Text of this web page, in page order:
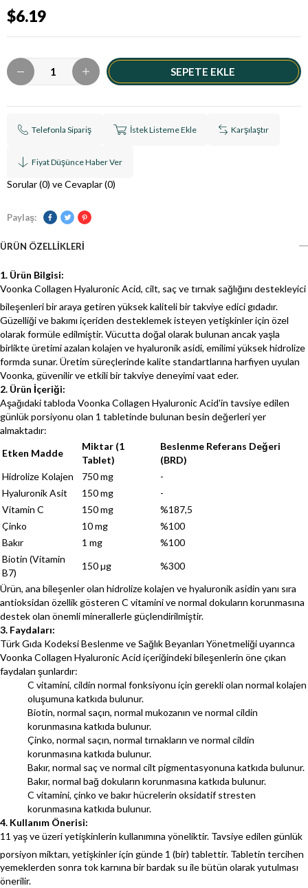
$6.19
Telefonla Sipariş İstek Listeme Ekle Karşılaştır
Fiyat Düşünce Haber Ver
Sorular (0) ve Cevaplar (0)
Paylaş:
ÜRÜN ÖZELLIKLERI
1. Ürün Bilgisi:
Voonka Collagen Hyaluronic Acid, cilt, saç ve tırnak sağlığını destekleyici
bileşenleri bir araya getiren yüksek kaliteli bir takviye edici gıdadır.
Güzelliği ve bakımı içeriden desteklemek isteyen yetişkinler için özel
olarak formüle edilmiştir. Vücutta doğal olarak bulunan ancak yaşla
birlikte üretimi azalan kolajen ve hyaluronik asidi, emilimi yüksek hidrolize
formda sunar. Üretim süreçlerinde kalite standartlarına harfiyen uyulan
Voonka, güvenilir ve etkili bir takviye deneyimi vaat eder.
2. Ürün İçeriği:
Aşağıdaki tabloda Voonka Collagen Hyaluronic Acid'in tavsiye edilen
günlük porsiyonu olan 1 tabletinde bulunan besin değerleri yer
almaktadır:
Etken Madde
Miktar (1
Tablet)
Beslenme Referans Değeri
(BRD)
Hidrolize Kolajen
750 mg
-
Hyaluronik Asit
150 mg
-
Vitamin C
150 mg
%187,5
Çinko
10 mg
%100
Bakır
1 mg
%100
Biotin (Vitamin
B7)
150 µg
%300
Ürün, ana bileşenler olan hidrolize kolajen ve hyaluronik asidin yanı sıra
antioksidan özellik gösteren C vitamini ve normal dokuların korunmasına
destek olan önemli minerallerle güçlendirilmiştir.
3. Faydaları:
Türk Gıda Kodeksi Beslenme ve Sağlık Beyanları Yönetmeliği uyarınca
Voonka Collagen Hyaluronic Acid içeriğindeki bileşenlerin öne çıkan
faydaları şunlardır:
C vitamini, cildin normal fonksiyonu için gerekli olan normal kolajen
oluşumuna katkıda bulunur.
Biotin, normal saçın, normal mukozanın ve normal cildin
korunmasına katkıda bulunur.
Çinko, normal saçın, normal tırnakların ve normal cildin
korunmasına katkıda bulunur.
Bakır, normal saç ve normal cilt pigmentasyonuna katkıda bulunur.
Bakır, normal bağ dokuların korunmasına katkıda bulunur.
C vitamini, çinko ve bakır hücrelerin oksidatif stresten
korunmasına katkıda bulunur.
4. Kullanım Önerisi:
11 yaş ve üzeri yetişkinlerin kullanımına yöneliktir. Tavsiye edilen günlük
porsiyon miktarı, yetişkinler için günde 1 (bir) tablettir. Tabletin tercihen
yemeklerden sonra tok karnına bir bardak su ile bütün olarak yutulması
önerilir.